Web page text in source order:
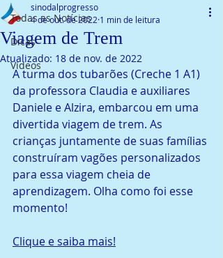
Todas as Notícias
Dicas
Vídeos
Viagem de Trem
sinodalprogresso
4 de out. de 2022 1 min de leitura
Atualizado: 18 de nov. de 2022
A turma dos tubarões (Creche 1 A1)
da professora Claudia e auxiliares
Daniele e Alzira, embarcou em uma
divertida viagem de trem. As
crianças juntamente de suas famílias
construíram vagões personalizados
para essa viagem cheia de
aprendizagem. Olha como foi esse
momento!
Clique e saiba mais!